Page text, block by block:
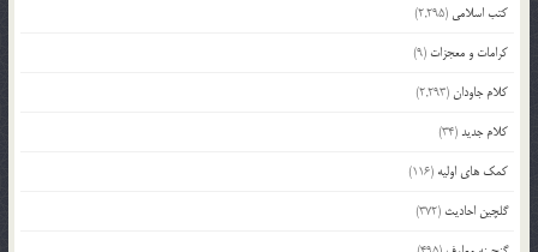
کتب اسلامی (2,295)
کرامات و معجزات (9)
کلام جاودان(2,293)
کلام جدید(34)
کمک های اولیه (116)
گلچین احادیث (372)